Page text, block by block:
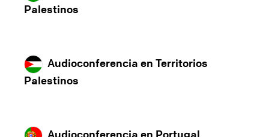
Palestinos
Audioconferencia en Territorios
Palestinos